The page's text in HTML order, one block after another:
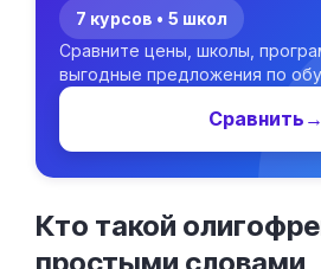
7 курсов • 5 школ
Сравните цены, школы,
выгодные предложения по
Сравнить →
Кто такой